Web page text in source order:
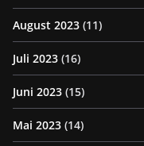
August 2023 (11)
Juli 2023 (16)
Juni 2023 (15)
Mai 2023 (14)